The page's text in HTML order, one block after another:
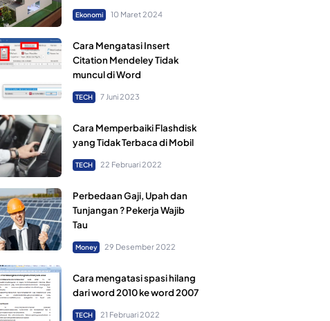
Ekonomi 10 Maret 2024
Cara Mengatasi Insert
Citation Mendeley Tidak
muncul di Word
TECH 7 Juni 2023
Cara Memperbaiki Flashdisk
yang Tidak Terbaca di Mobil
TECH 22 Februari 2022
Perbedaan Gaji, Upah dan
Tunjangan ? Pekerja Wajib
Tau
Money 29 Desember 2022
Cara mengatasi spasi hilang
dari word 2010 ke word 2007
TECH 21 Februari 2022